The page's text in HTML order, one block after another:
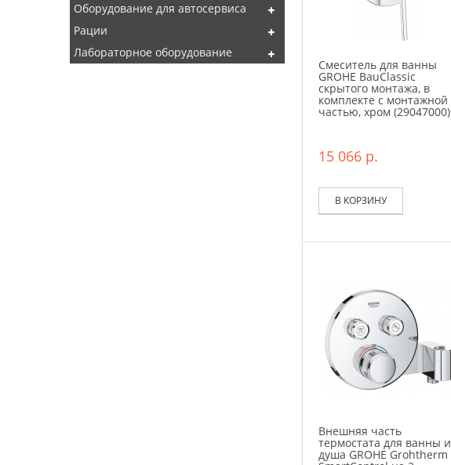
Оборудование для автосервиса
Рации
Лабораторное оборудование
Смеситель для ванны
GROHE BauClassic
скрытого монтажа, в
комплекте с монтажной
частью, хром (29047000)
15 066 р.
В КОРЗИНУ
Внешняя часть
термостата для ванны и
душа GROHE Grohtherm